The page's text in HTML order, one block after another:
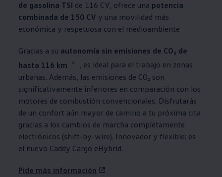
de gasolina TSI de 116 CV, ofrece una potencia
combinada de 150 CV y una movilidad más
económica y respetuosa con el medioambiente
Gracias a su autonomía sin emisiones de CO₂ de
hasta 116 km
4
, es ideal para el trabajo en zonas
urbanas. Además, las emisiones de CO₂ son
significativamente inferiores en comparación con los
motores de combustión convencionales. Disfrutarás
de un confort aún mayor de camino a tu próxima cita
gracias a los cambios de marcha completamente
electrónicos (shift-by-wire). Innovador y flexible: es
el nuevo Caddy Cargo eHybrid.
Pide más información